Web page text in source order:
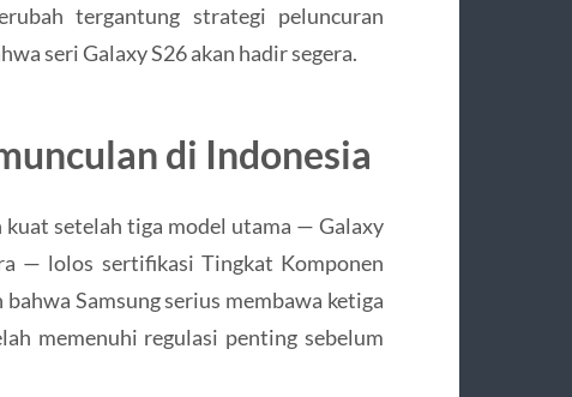
tergantung strategi peluncuran
seri Galaxy S26 akan hadir segera.
di Indonesia
kuat setelah tiga model utama — Galaxy
— lolos sertifikasi Tingkat Komponen
Samsung serius membawa ketiga
memenuhi regulasi penting sebelum